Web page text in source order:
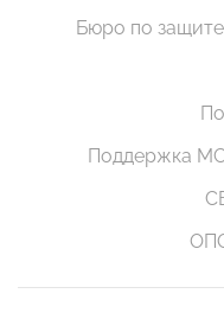
Бюро по
Поддержка